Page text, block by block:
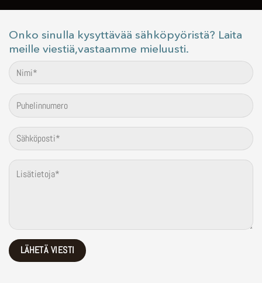
Onko sinulla kysyttävää sähköpyöristä? Laita
meille viestiä,vastaamme mieluusti.